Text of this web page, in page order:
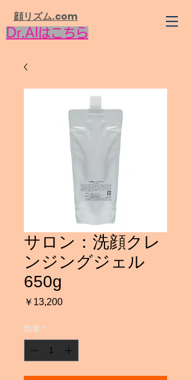
​顔リズム.com
Dr.AIはこちら
サロン：洗顔クレ
ンジングジェル
650g
￥13,200価
数量 *